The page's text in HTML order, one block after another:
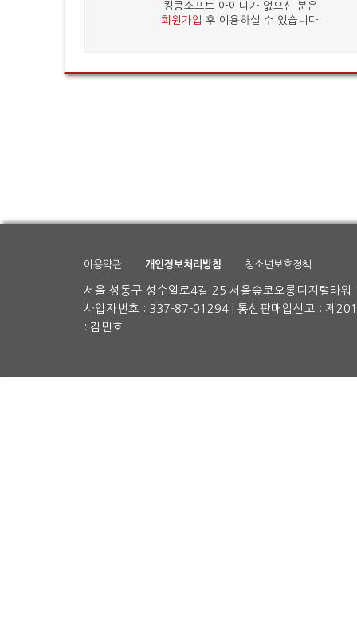
킹콩소프트 아이디가 없으신 분은
회원가입 후 이용하실 수 있습니다.
이용약관 개인정보처리방침 청소년보호정책
서울 성동구 성수일로4길 25 서울숲코오롱디지털타
사업자번호 : 337-87-01294 | 통신판매업신고 : 제
: 김민호